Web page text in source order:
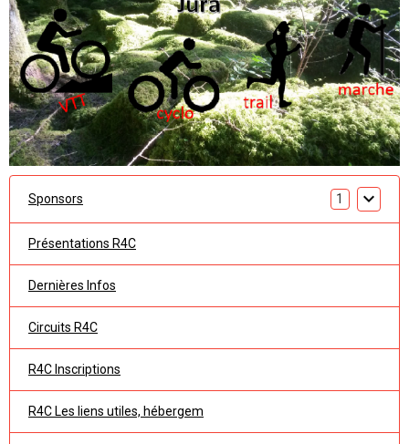
Sponsors 1
Présentations R4C
Dernières Infos
Circuits R4C
R4C Inscriptions
R4C Les liens utiles, hébergem